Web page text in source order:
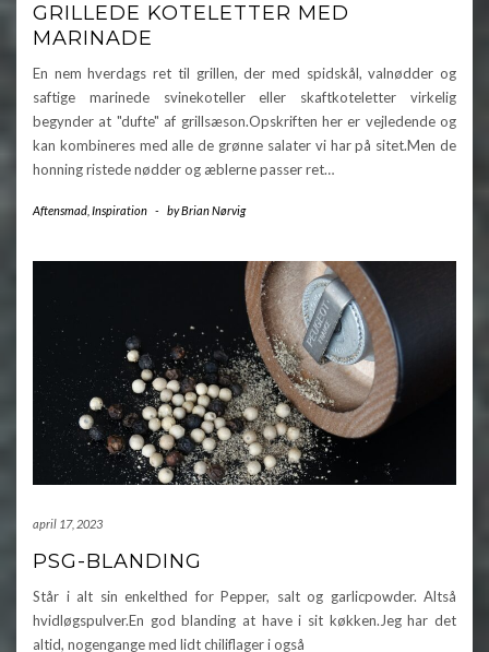
GRILLEDE KOTELETTER MED
MARINADE
En nem hverdags ret til grillen, der med spidskål, valnødder og
saftige marinede svinekoteller eller skaftkoteletter virkelig
begynder at "dufte" af grillsæson.Opskriften her er vejledende og
kan kombineres med alle de grønne salater vi har på sitet.Men de
honning ristede nødder og æblerne passer ret…
Aftensmad Inspiration - byBrian Nørvig
april 17, 2023
PSG-BLANDING
Står i alt sin enkelthed for Pepper, salt og garlicpowder. Altså
hvidløgspulver.En god blanding at have i sit køkken.Jeg har det
altid, nogengange med lidt chiliflager i også